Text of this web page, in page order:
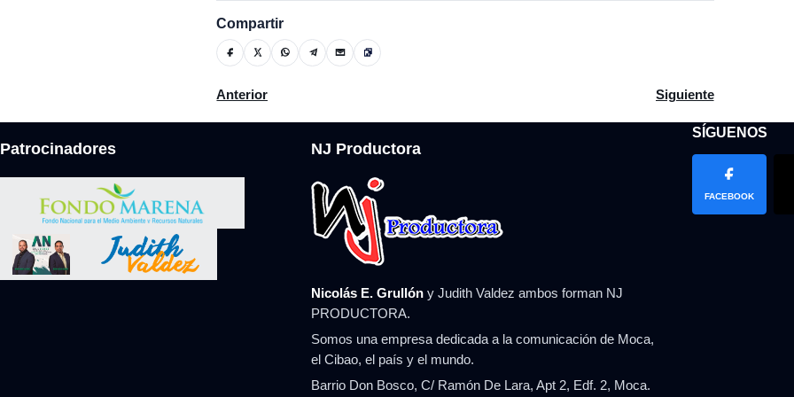
Compartir
Artículo anterior: Senador Carlos Gómez participa en encuentro oficial con el Alcalde de
Anterior Artículo siguiente:
Siguiente
Patrocinadores NJ Productora
Nicolás E. Grullóny Judith Valdez ambos forman NJ
PRODUCTORA.
Somos una empresa dedicada a la comunicación de Moca,
el Cibao, el país y el mundo.
Barrio Don Bosco, C/ Ramón De Lara, Apt 2, Edf. 2, Moca.
SÍGUENOS
FACEBOOK